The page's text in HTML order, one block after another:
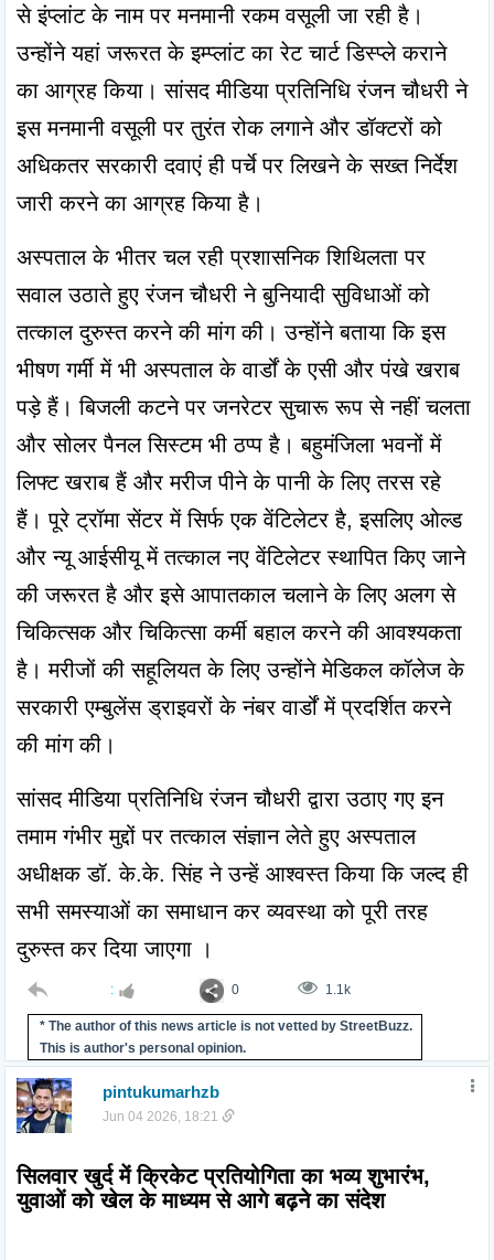
से इंप्लांट के नाम पर मनमानी रकम वसूली जा रही है।
उन्होंने यहां जरूरत के इम्प्लांट का रेट चार्ट डिस्प्ले कराने
का आग्रह किया। सांसद मीडिया प्रतिनिधि रंजन चौधरी ने
इस मनमानी वसूली पर तुरंत रोक लगाने और डॉक्टरों को
अधिकतर सरकारी दवाएं ही पर्चे पर लिखने के सख्त निर्देश
जारी करने का आग्रह किया है।
अस्पताल के भीतर चल रही प्रशासनिक शिथिलता पर
सवाल उठाते हुए रंजन चौधरी ने बुनियादी सुविधाओं को
तत्काल दुरुस्त करने की मांग की। उन्होंने बताया कि इस
भीषण गर्मी में भी अस्पताल के वार्डों के एसी और पंखे खराब
पड़े हैं। बिजली कटने पर जनरेटर सुचारू रूप से नहीं चलता
और सोलर पैनल सिस्टम भी ठप्प है। बहुमंजिला भवनों में
लिफ्ट खराब हैं और मरीज पीने के पानी के लिए तरस रहे
हैं। पूरे ट्रॉमा सेंटर में सिर्फ एक वेंटिलेटर है, इसलिए ओल्ड
और न्यू आईसीयू में तत्काल नए वेंटिलेटर स्थापित किए जाने
की जरूरत है और इसे आपातकाल चलाने के लिए अलग से
चिकित्सक और चिकित्सा कर्मी बहाल करने की आवश्यकता
है। मरीजों की सहूलियत के लिए उन्होंने मेडिकल कॉलेज के
सरकारी एम्बुलेंस ड्राइवरों के नंबर वार्डों में प्रदर्शित करने
की मांग की।
सांसद मीडिया प्रतिनिधि रंजन चौधरी द्वारा उठाए गए इन
तमाम गंभीर मुद्दों पर तत्काल संज्ञान लेते हुए अस्पताल
अधीक्षक डॉ. के.के. सिंह ने उन्हें आश्वस्त किया कि जल्द ही
सभी समस्याओं का समाधान कर व्यवस्था को पूरी तरह
दुरुस्त कर दिया जाएगा ।
: 0 1.1k
* The author of this news article is not vetted by StreetBuzz.
This is author's personal opinion.
pintukumarhzb
Jun 04 2026, 18:21
सिलवार खुर्द में क्रिकेट प्रतियोगिता का भव्य शुभारंभ,
युवाओं को खेल के माध्यम से आगे बढ़ने का संदेश